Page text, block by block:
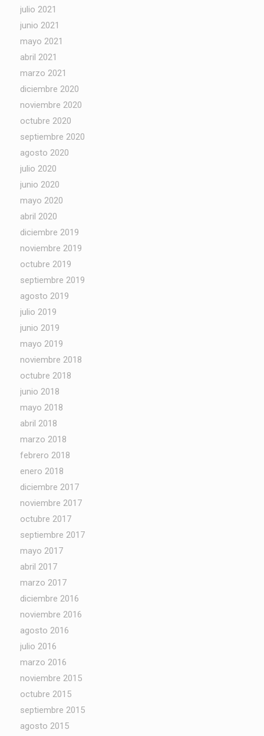
julio 2021
junio 2021
mayo 2021
abril 2021
marzo 2021
diciembre 2020
noviembre 2020
octubre 2020
septiembre 2020
agosto 2020
julio 2020
junio 2020
mayo 2020
abril 2020
diciembre 2019
noviembre 2019
octubre 2019
septiembre 2019
agosto 2019
julio 2019
junio 2019
mayo 2019
noviembre 2018
octubre 2018
junio 2018
mayo 2018
abril 2018
marzo 2018
febrero 2018
enero 2018
diciembre 2017
noviembre 2017
octubre 2017
septiembre 2017
mayo 2017
abril 2017
marzo 2017
diciembre 2016
noviembre 2016
agosto 2016
julio 2016
marzo 2016
noviembre 2015
octubre 2015
septiembre 2015
agosto 2015